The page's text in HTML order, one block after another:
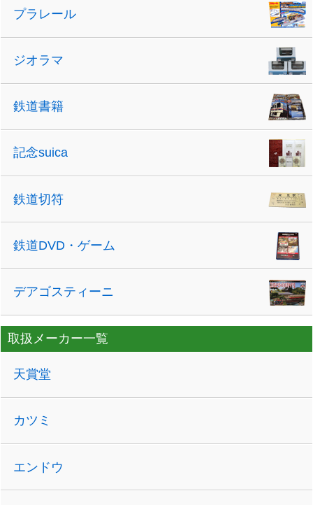
プラレール
ジオラマ
鉄道書籍
記念suica
鉄道切符
鉄道DVD・ゲーム
デアゴスティーニ
取扱メーカー一覧
天賞堂
カツミ
エンドウ